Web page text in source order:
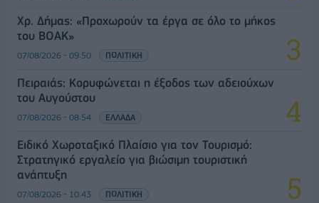
Χρ. Δήμας: «Προχωρούν τα έργα σε όλο το μήκος
του ΒΟΑΚ»
07/08/2026 - 09:50 ΠΟΛΙΤΙΚΗ
Πειραιάς: Κορυφώνεται η έξοδος των αδειούχων
του Αυγούστου
07/08/2026 - 08:54 ΕΛΛΑΔΑ
Ειδικό Χωροταξικό Πλαίσιο για τον Τουρισμό:
Στρατηγικό εργαλείο για βιώσιμη τουριστική
ανάπτυξη
07/08/2026 - 10:43 ΠΟΛΙΤΙΚΗ